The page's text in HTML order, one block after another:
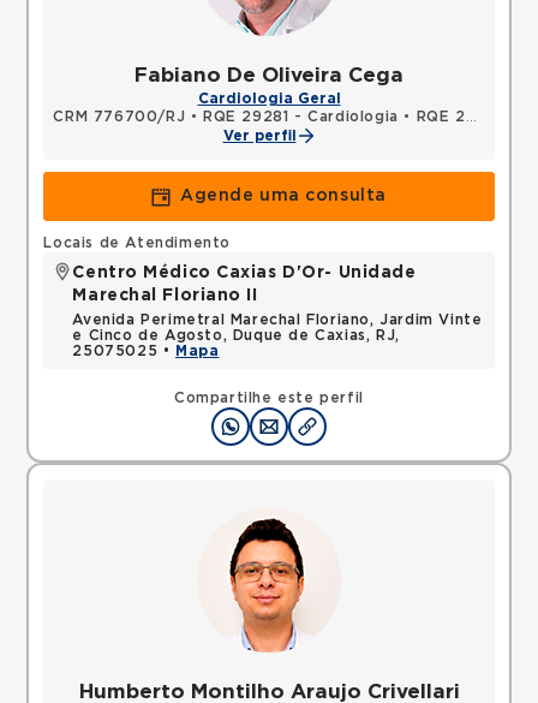
Fabiano De Oliveira Cega
Cardiologia Geral
CRM 776700/RJ • RQE 29281 - Cardiologia •
RQE 29282 - Clínica médica
Ver perfil
Agende uma consulta
Compartilhe este perfil
Locais de Atendimento
Centro Médico Caxias D'Or- Unidade
Marechal Floriano II
Avenida Perimetral Marechal Floriano, Jardim Vinte
e Cinco de Agosto, Duque de Caxias, RJ,
25075025 •
Mapa
Humberto Montilho Araujo Crivellari